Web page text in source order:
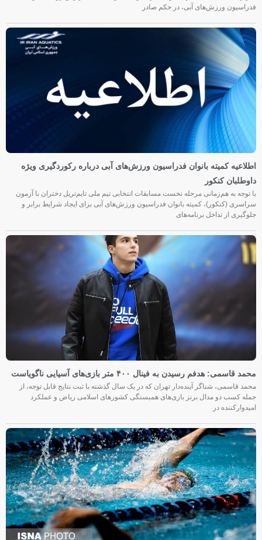
فدراسیون ورزش‌های آبی، در حکم صادر
اطلاعیه کمیته بانوان فدراسیون ورزش‌های آبی درباره رکوردگیری ویژه
داوطلبان کنکور
با توجه به هم‌زمانی مرحله نخست مسابقات انتخابی تیم ملی تایم‌تریل دختران با آزمون
سراسری (کنکور)، کمیته بانوان فدراسیون ورزش‌های آبی برای ایجاد شرایط برابر و
جلوگیری از تداخل برنامه‌های
محمد قاسمی: هدفم رسیدن به فینال ۴۰۰ متر بازی‌های آسیایی ناگویاست
محمد قاسمی، شناگر آینده‌دار تهران که در یک سال گذشته با ثبت نتایج قابل توجه، از
جمله کسب دو مدال برنز بازی‌های همبستگی کشورهای اسلامی ریاض و عملکرد
امیدوارکننده در